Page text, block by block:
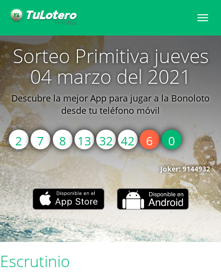
Toggle
Sorteo Primitiva jueves
04 marzo del 2021
Descubre la mejor App para jugar a la Bonoloto
desde tu teléfono móvil
2 7 8 13 32 42 6 0
Joker: 9144932
Escrutinio